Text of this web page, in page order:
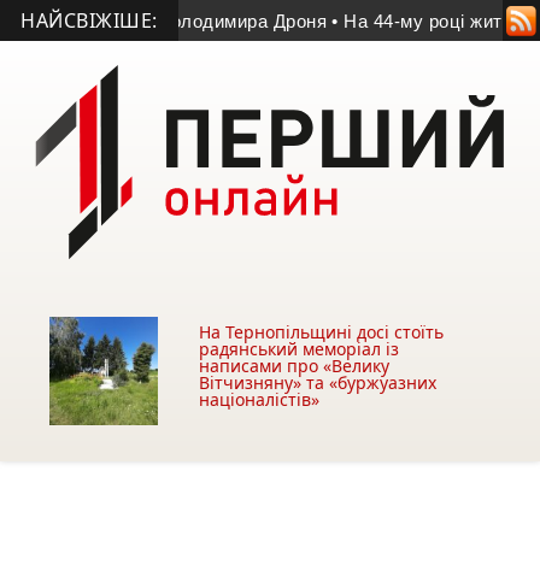
НАЙСВІЖІШЕ:
пам’яті Володимира Дроня • На 44-му році життя помер
На Тернопільщині досі стоїть
радянський меморіал із
написами про «Велику
Вітчизняну» та «буржуазних
націоналістів»